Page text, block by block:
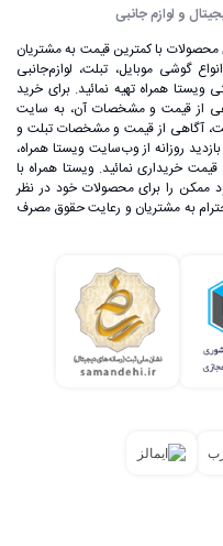
و لوازم جانبی
محصولات با کمترین قیمت به مشتریان
گوشی موبایل، تبلت، لوازم‌جانبی
ویستا همراه تهیه نمائید. برای خرید
از قیمت و مشخصات آن، به ‌سایت
آگاهی از قیمت و مشخصات تبلت و
روزانه از وب‌سایت ویستا همراه،
خریداری نمائید. ویستا همراه با
را برای محصولات خود در نظر
به مشتریان و رعایت حقوق مصرف